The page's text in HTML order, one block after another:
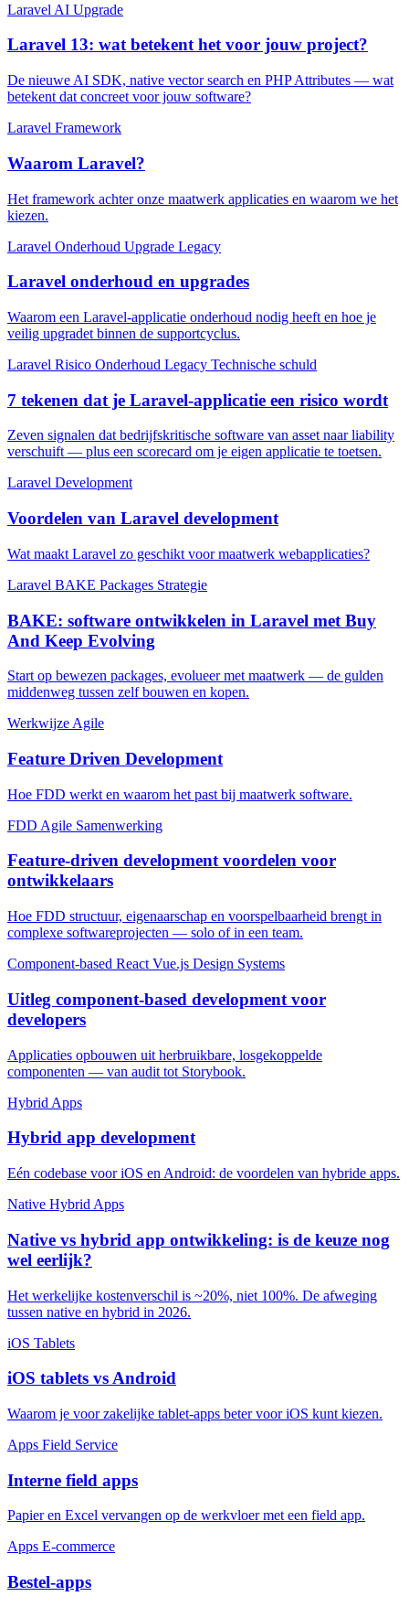
Laravel AI Upgrade
Laravel 13: wat betekent het voor jouw project?
De nieuwe AI SDK, native vector search en PHP Attributes — wat
betekent dat concreet voor jouw software?
Laravel Framework
Waarom Laravel?
Het framework achter onze maatwerk applicaties en waarom we het
kiezen.
Laravel Onderhoud Upgrade Legacy
Laravel onderhoud en upgrades
Waarom een Laravel-applicatie onderhoud nodig heeft en hoe je
veilig upgradet binnen de supportcyclus.
Laravel Risico Onderhoud Legacy Technische schuld
7 tekenen dat je Laravel-applicatie een risico wordt
Zeven signalen dat bedrijfskritische software van asset naar liability
verschuift — plus een scorecard om je eigen applicatie te toetsen.
Laravel Development
Voordelen van Laravel development
Wat maakt Laravel zo geschikt voor maatwerk webapplicaties?
Laravel BAKE Packages Strategie
BAKE: software ontwikkelen in Laravel met Buy
And Keep Evolving
Start op bewezen packages, evolueer met maatwerk — de gulden
middenweg tussen zelf bouwen en kopen.
Werkwijze Agile
Feature Driven Development
Hoe FDD werkt en waarom het past bij maatwerk software.
FDD Agile Samenwerking
Feature-driven development voordelen voor
ontwikkelaars
Hoe FDD structuur, eigenaarschap en voorspelbaarheid brengt in
complexe softwareprojecten — solo of in een team.
Component-based React Vue.js Design Systems
Uitleg component-based development voor
developers
Applicaties opbouwen uit herbruikbare, losgekoppelde
componenten — van audit tot Storybook.
Hybrid Apps
Hybrid app development
Eén codebase voor iOS en Android: de voordelen van hybride apps.
Native Hybrid Apps
Native vs hybrid app ontwikkeling: is de keuze nog
wel eerlijk?
Het werkelijke kostenverschil is ~20%, niet 100%. De afweging
tussen native en hybrid in 2026.
iOS Tablets
iOS tablets vs Android
Waarom je voor zakelijke tablet-apps beter voor iOS kunt kiezen.
Apps Field Service
Interne field apps
Papier en Excel vervangen op de werkvloer met een field app.
Apps E-commerce
Bestel-apps